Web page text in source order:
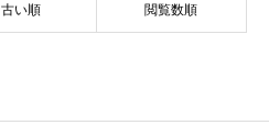
古い順 閲覧数順